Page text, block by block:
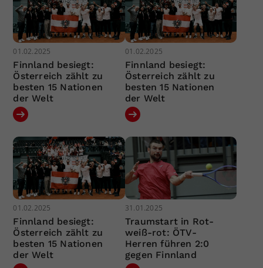
01.02.2025
Finnland besiegt:
Österreich zählt zu
besten 15 Nationen
der Welt
01.02.2025
Finnland besiegt:
Österreich zählt zu
besten 15 Nationen
der Welt
01.02.2025
Finnland besiegt:
Österreich zählt zu
besten 15 Nationen
der Welt
31.01.2025
Traumstart in Rot-
weiß-rot: ÖTV-
Herren führen 2:0
gegen Finnland